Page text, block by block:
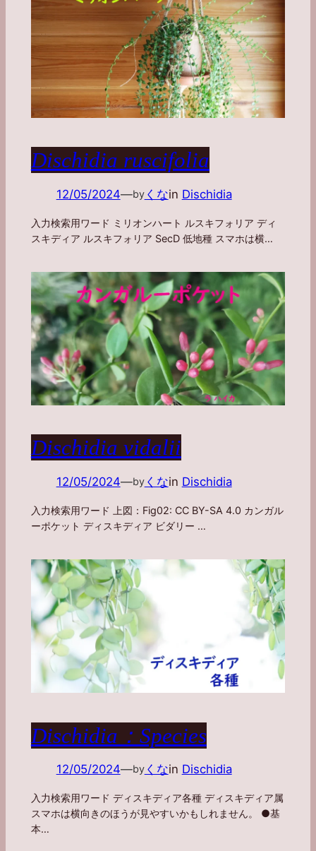
Dischidia ruscifolia
12/05/2024—byくなin Dischidia
入力検索用ワード ミリオンハート ルスキフォリア ディ
スキディア ルスキフォリア SecD 低地種 スマホは横…
Dischidia vidalii
12/05/2024—byくなin Dischidia
入力検索用ワード 上図：Fig02: CC BY-SA 4.0 カンガル
ーポケット ディスキディア ビダリー …
Dischidia：Species
12/05/2024—byくなin Dischidia
入力検索用ワード ディスキディア各種 ディスキディア属
スマホは横向きのほうが見やすいかもしれません。 ●基
本…